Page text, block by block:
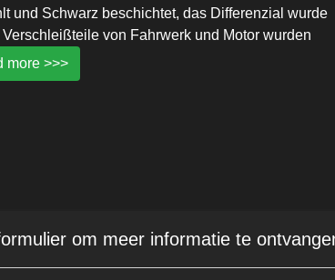
und Schwarz beschichtet, das Differenzial wurde
von Fahrwerk und Motor wurden
more >>>
om meer informatie te